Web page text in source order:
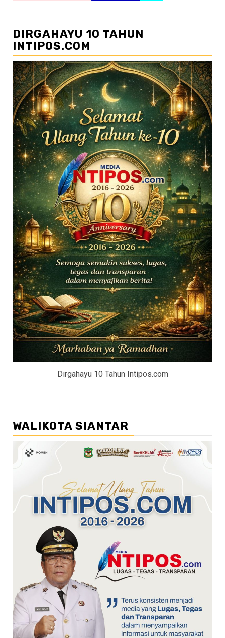
DIRGAHAYU 10 TAHUN
INTIPOS.COM
Dirgahayu 10 Tahun Intipos.com
WALIKOTA SIANTAR